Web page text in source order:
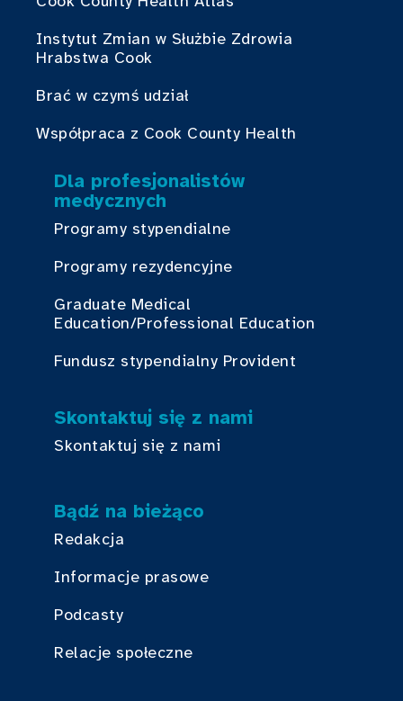
Instytut Zmian w Służbie Zdrowia
Hrabstwa Cook
Brać w czymś udział
Współpraca z Cook County Health
Dla profesjonalistów
medycznych
Programy stypendialne
Programy rezydencyjne
Graduate Medical
Education/Professional Education
Fundusz stypendialny Provident
Skontaktuj się z nami
Skontaktuj się z nami
Bądź na bieżąco
Redakcja
Informacje prasowe
Podcasty
Relacje społeczne